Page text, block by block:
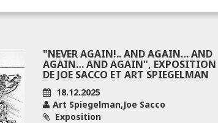
"NEVER AGAIN!.. AND AGAIN… AND
AGAIN… AND AGAIN", EXPOSITION
DE JOE SACCO ET ART SPIEGELMAN
18.12.2025
Art Spiegelman,Joe Sacco
Exposition